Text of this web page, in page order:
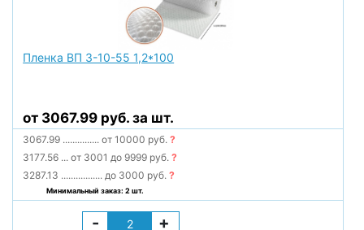
Пленка ВП 3-10-55 1,2*100
от 3067.99 руб. за шт.
3067.99 ............... от 10000 руб.?
3177.56 ... от 3001 до 9999 руб.?
3287.13 ................. до 3000 руб.?
Минимальный заказ: 2 шт.
- +